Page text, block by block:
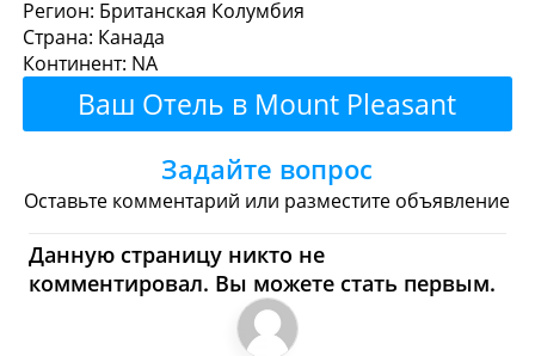
поесть или перекусить?
Рестораны Кафе Бары
Пиво
Булочные
Супермаркеты
Торговые Центры
Mount Pleasant - Где
купить? Магазины,
Регион: Британская Колумбия
Страна: Канада
Континент: NA
Ваш Отель в Mount Pleasant
Здесь!
Задайте вопрос
Оставьте комментарий или разместите объявление
Данную страницу никто не
комментировал. Вы можете стать первым.